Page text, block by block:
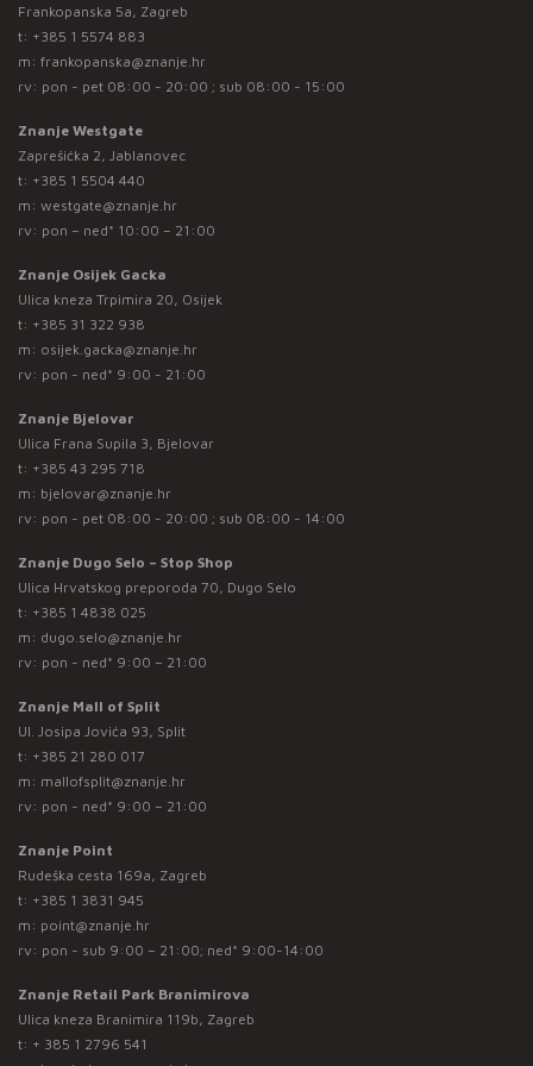
Frankopanska 5a, Zagreb
t: +385 1 5574 883
m: frankopanska@znanje.hr
rv: pon - pet 08:00 - 20:00 ; sub 08:00 - 15:00
Znanje Westgate
Zaprešićka 2, Jablanovec
t: +385 1 5504 440
m: westgate@znanje.hr
rv: pon – ned* 10:00 – 21:00
Znanje Osijek Gacka
Ulica kneza Trpimira 20, Osijek
t: +385 31 322 938
m: osijek.gacka@znanje.hr
rv: pon - ned* 9:00 - 21:00
Znanje Bjelovar
Ulica Frana Supila 3, Bjelovar
t: +385 43 295 718
m: bjelovar@znanje.hr
rv: pon - pet 08:00 - 20:00 ; sub 08:00 - 14:00
Znanje Dugo Selo – Stop Shop
Ulica Hrvatskog preporoda 70, Dugo Selo
t: +385 1 4838 025
m: dugo.selo@znanje.hr
rv: pon - ned* 9:00 – 21:00
Znanje Mall of Split
Ul. Josipa Jovića 93, Split
t: +385 21 280 017
m: mallofsplit@znanje.hr
rv: pon - ned* 9:00 – 21:00
Znanje Point
Rudeška cesta 169a, Zagreb
t: +385 1 3831 945
m: point@znanje.hr
rv: pon - sub 9:00 – 21:00; ned* 9:00-14:00
Znanje Retail Park Branimirova
Ulica kneza Branimira 119b, Zagreb
t: + 385 1 2796 541